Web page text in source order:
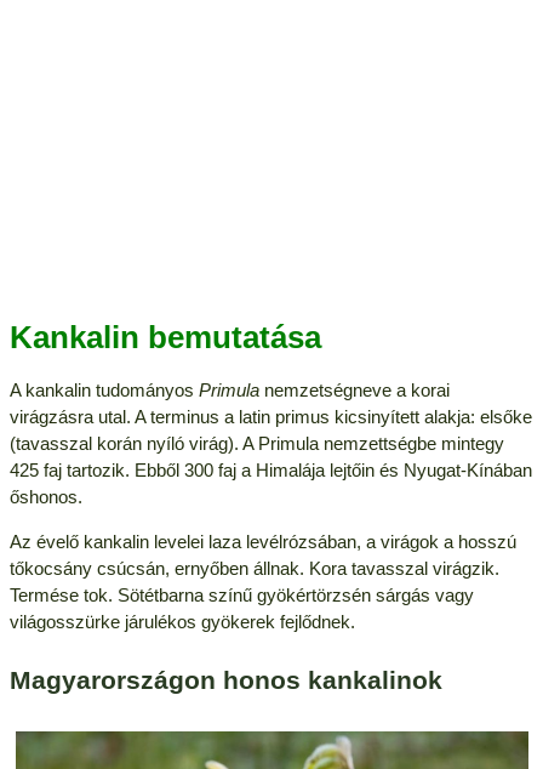
Kankalin bemutatása
A kankalin tudományos Primulanemzetségneve a korai
virágzásra utal. A terminus a latin primus kicsinyített alakja: elsőke
(tavasszal korán nyíló virág). A Primula nemzettségbe mintegy
425 faj tartozik. Ebből 300 faj a Himalája lejtőin és Nyugat-Kínában
őshonos.
Az évelő kankalin levelei laza levélrózsában, a virágok a hosszú
tőkocsány csúcsán, ernyőben állnak. Kora tavasszal virágzik.
Termése tok. Sötétbarna színű gyökértörzsén sárgás vagy
világosszürke járulékos gyökerek fejlődnek.
Magyarországon honos kankalinok